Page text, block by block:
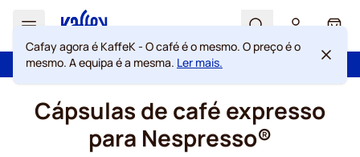
Ir para o Conteúdo
Search Cart
Garantia de preços sempre justos
Com a confiança de mais de 2 000 000 de clientes
Cafay agora é KaffeK - O café é o mesmo. O preço é o
mesmo. A equipa é a mesma. Ler mais.
Cápsulas de café expresso
para Nespresso®